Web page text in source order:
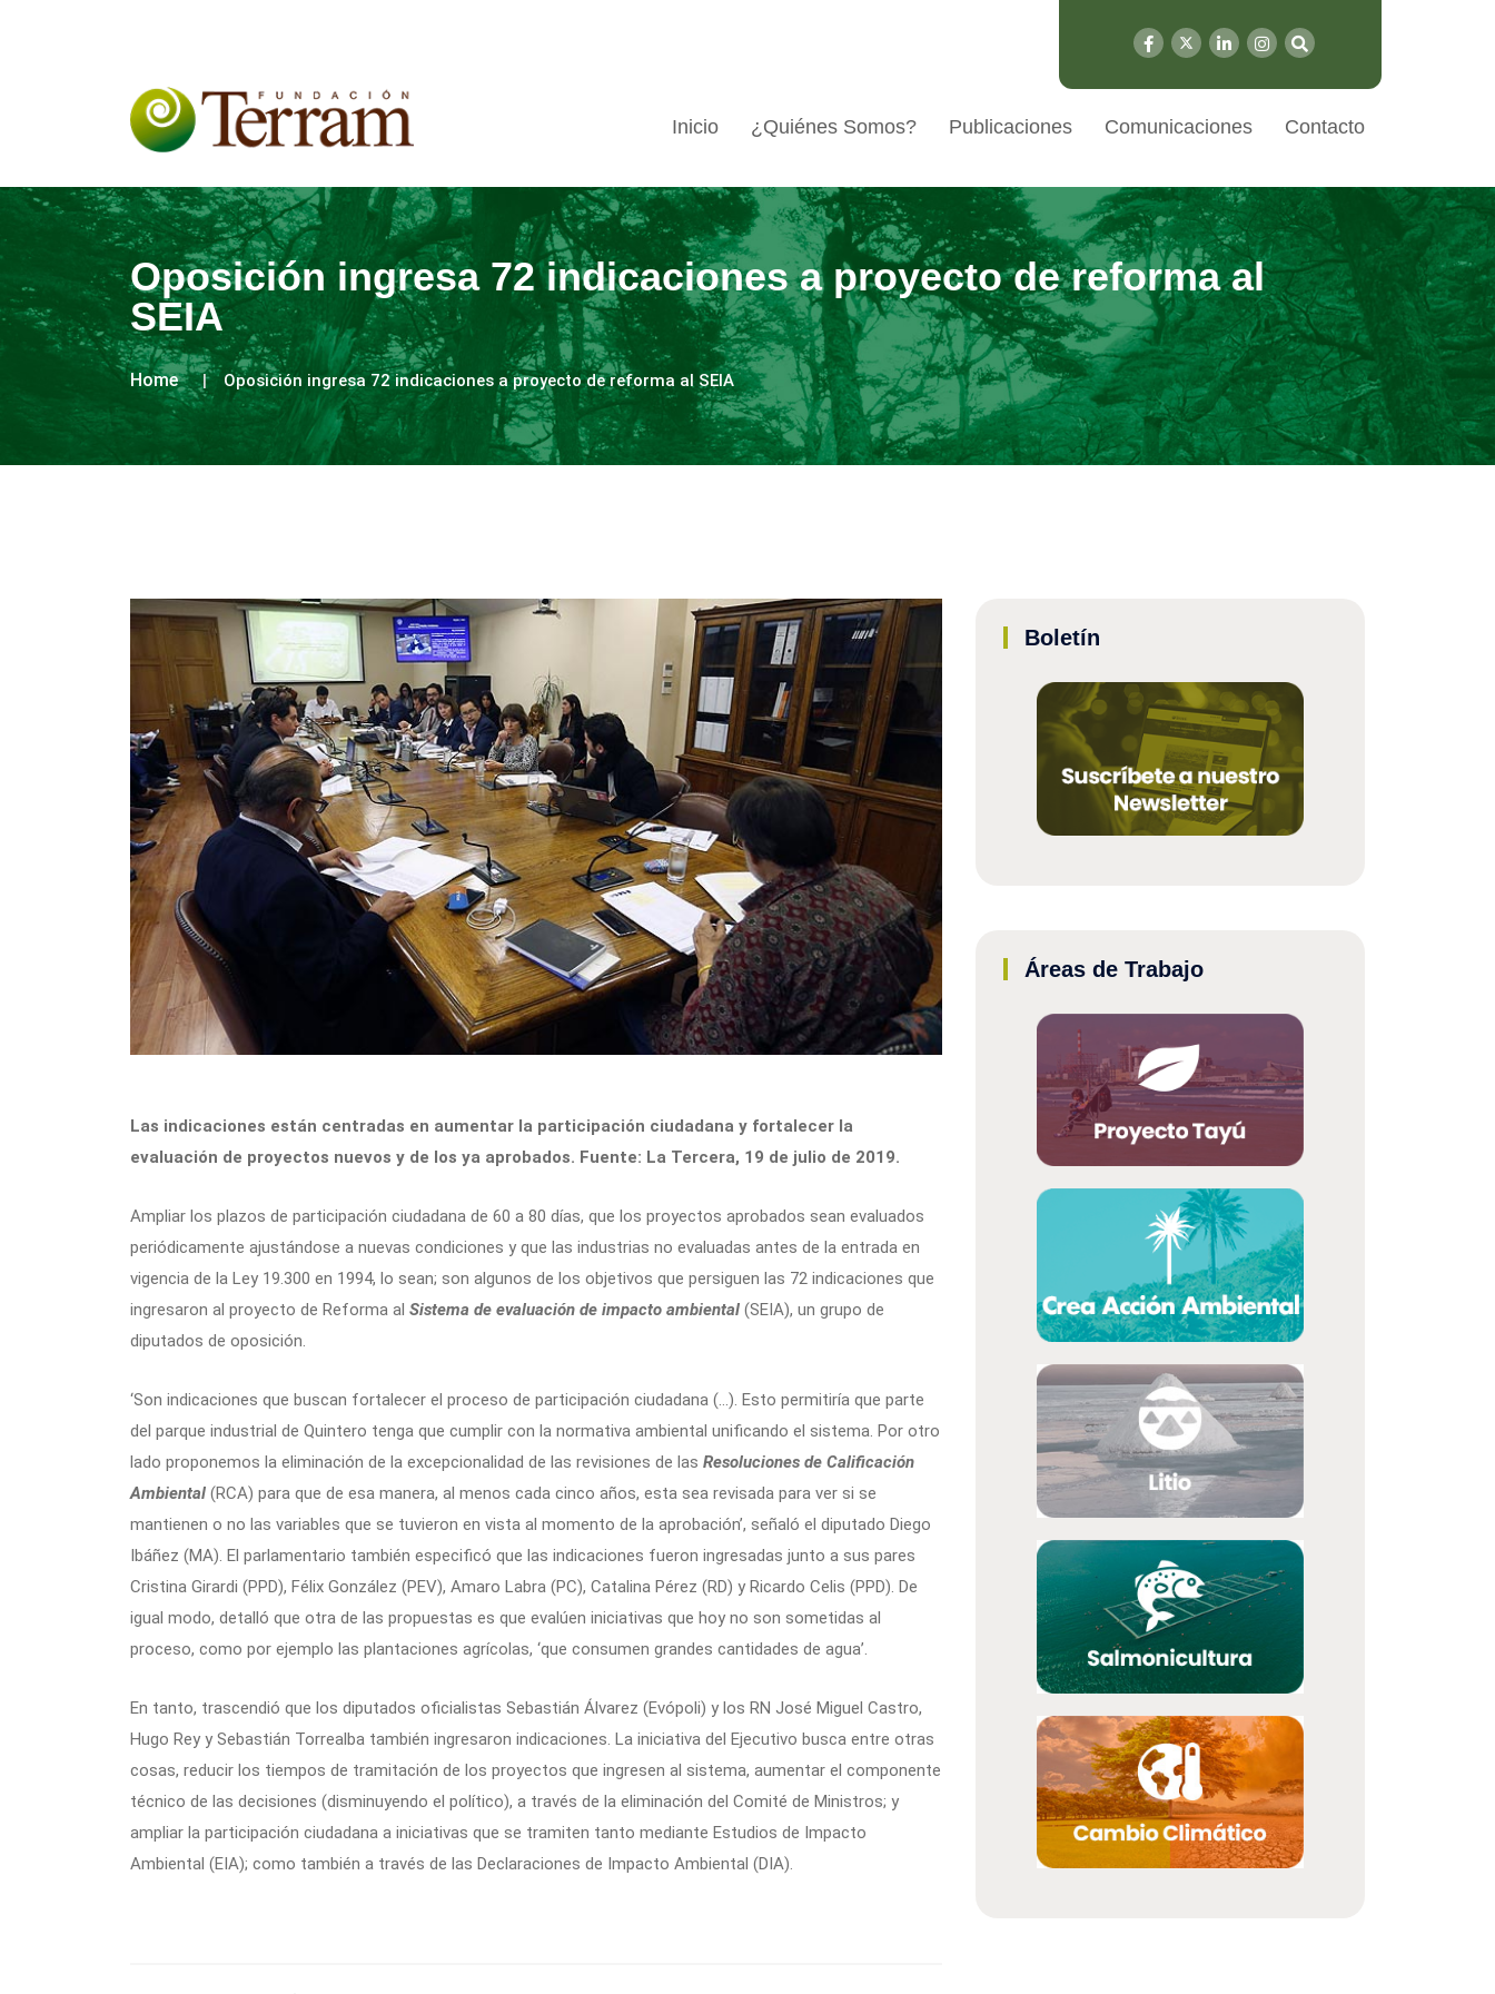
Inicio ¿Quiénes Somos? Publicaciones Comunicaciones Contacto
Oposición ingresa 72 indicaciones a proyecto de reforma al
SEIA
Home Oposición ingresa 72 indicaciones a proyecto de reforma al SEIA
Las indicaciones están centradas en aumentar la participación ciudadana y fortalecer la
evaluación de proyectos nuevos y de los ya aprobados. Fuente: La Tercera, 19 de julio de 2019.
Ampliar los plazos de participación ciudadana de 60 a 80 días, que los proyectos aprobados sean evaluados
periódicamente ajustándose a nuevas condiciones y que las industrias no evaluadas antes de la entrada en
vigencia de la Ley 19.300 en 1994, lo sean; son algunos de los objetivos que persiguen las 72 indicaciones que
ingresaron al proyecto de Reforma al Sistema de evaluación de impacto ambiental (SEIA), un grupo de
diputados de oposición.
‘Son indicaciones que buscan fortalecer el proceso de participación ciudadana (…). Esto permitiría que parte
del parque industrial de Quintero tenga que cumplir con la normativa ambiental unificando el sistema. Por otro
lado proponemos la eliminación de la excepcionalidad de las revisiones de las Resoluciones de Calificación
Ambiental (RCA) para que de esa manera, al menos cada cinco años, esta sea revisada para ver si se
mantienen o no las variables que se tuvieron en vista al momento de la aprobación’, señaló el diputado Diego
Ibáñez (MA). El parlamentario también especificó que las indicaciones fueron ingresadas junto a sus pares
Cristina Girardi (PPD), Félix González (PEV), Amaro Labra (PC), Catalina Pérez (RD) y Ricardo Celis (PPD). De
igual modo, detalló que otra de las propuestas es que evalúen iniciativas que hoy no son sometidas al
proceso, como por ejemplo las plantaciones agrícolas, ‘que consumen grandes cantidades de agua’.
En tanto, trascendió que los diputados oficialistas Sebastián Álvarez (Evópoli) y los RN José Miguel Castro,
Hugo Rey y Sebastián Torrealba también ingresaron indicaciones. La iniciativa del Ejecutivo busca entre otras
cosas, reducir los tiempos de tramitación de los proyectos que ingresen al sistema, aumentar el componente
técnico de las decisiones (disminuyendo el político), a través de la eliminación del Comité de Ministros; y
ampliar la participación ciudadana a iniciativas que se tramiten tanto mediante Estudios de Impacto
Ambiental (EIA); como también a través de las Declaraciones de Impacto Ambiental (DIA).
Boletín
Áreas de Trabajo